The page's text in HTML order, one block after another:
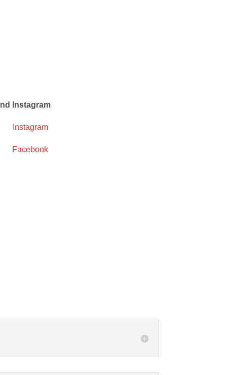
Instagram
Instagram
Facebook